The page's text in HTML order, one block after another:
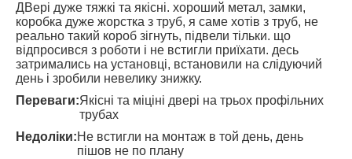
ДВері дуже тяжкі та якісні. хороший метал, замки,
коробка дуже жорстка з труб, я саме хотів з труб, не
реально такий короб зігнуть, підвели тільки. що
відпросився з роботи і не встигли приїхати. десь
затримались на установці, встановили на слідуючий
день і зробили невелику знижку.
Переваги:Якісні та міціні двері на трьох профільних
трубах
Недоліки:Не встигли на монтаж в той день, день
пішов не по плану